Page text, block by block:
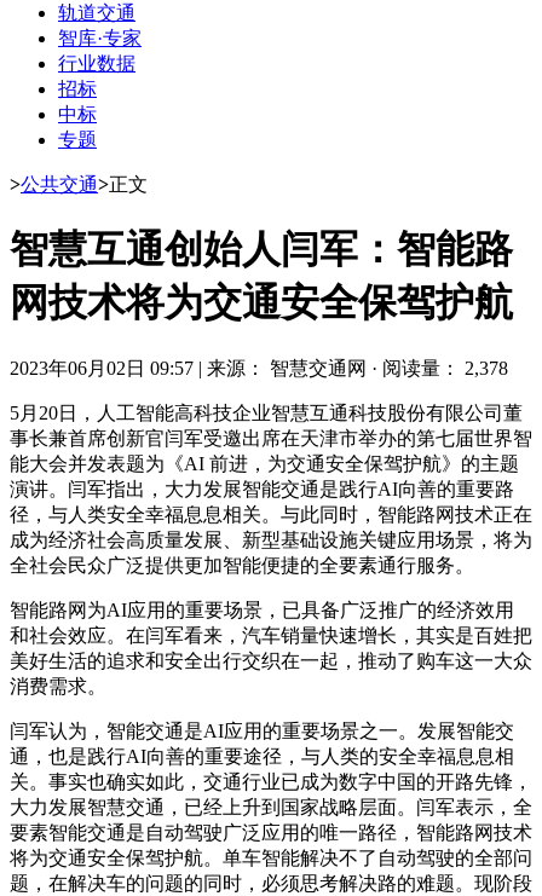
轨道交通
智库·专家
行业数据
招标
中标
专题
>公共交通>正文
智慧互通创始人闫军：智能路
网技术将为交通安全保驾护航
2023年06月02日 09:57 | 来源： 智慧交通网 · 阅读量： 2,378
5月20日，人工智能高科技企业智慧互通科技股份有限公司董
事长兼首席创新官闫军受邀出席在天津市举办的第七届世界智
能大会并发表题为《AI 前进，为交通安全保驾护航》的主题
演讲。闫军指出，大力发展智能交通是践行AI向善的重要路
径，与人类安全幸福息息相关。与此同时，智能路网技术正在
成为经济社会高质量发展、新型基础设施关键应用场景，将为
全社会民众广泛提供更加智能便捷的全要素通行服务。
智能路网为AI应用的重要场景，已具备广泛推广的经济效用
和社会效应。在闫军看来，汽车销量快速增长，其实是百姓把
美好生活的追求和安全出行交织在一起，推动了购车这一大众
消费需求。
闫军认为，智能交通是AI应用的重要场景之一。发展智能交
通，也是践行AI向善的重要途径，与人类的安全幸福息息相
关。事实也确实如此，交通行业已成为数字中国的开路先锋，
大力发展智慧交通，已经上升到国家战略层面。闫军表示，全
要素智能交通是自动驾驶广泛应用的唯一路径，智能路网技术
将为交通安全保驾护航。单车智能解决不了自动驾驶的全部问
题，在解决车的问题的同时，必须思考解决路的难题。现阶段